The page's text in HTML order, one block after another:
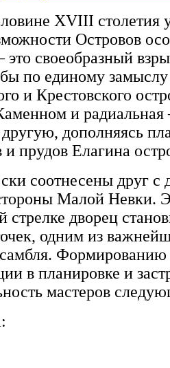
XVIII
Островов
это своеобразный
по единому
и Крестовского
и
другую, дополняясь
и прудов Елагина
соотнесены друг с
Малой Невки.
стрелке дворец
одним из
в планировке и
мастеров